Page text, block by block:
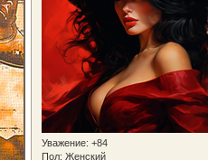
Уважение: +84
Пол: Женский